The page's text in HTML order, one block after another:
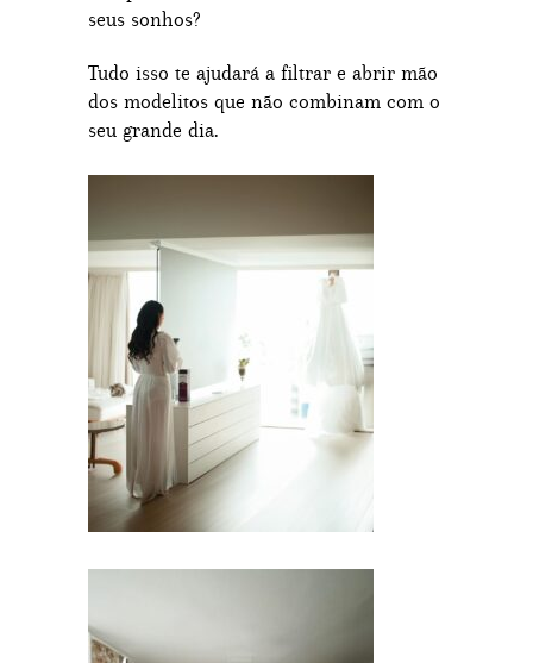
seus sonhos?
Tudo isso te ajudará a filtrar e abrir mão
dos modelitos que não combinam com o
seu grande dia.